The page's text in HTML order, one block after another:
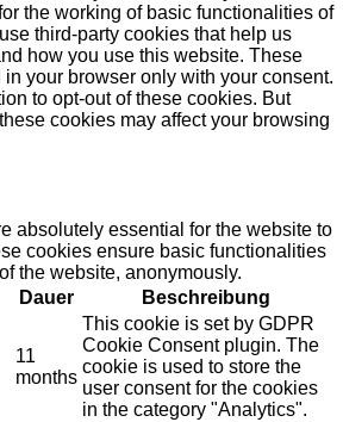
the working of basic functionalities of
third-party cookies that help us
how you use this website. These
your browser only with your consent.
to opt-out of these cookies. But
cookies may affect your browsing
absolutely essential for the website to
cookies ensure basic functionalities
the website, anonymously.
Dauer Beschreibung
11
months
This cookie is set by GDPR
Cookie Consent plugin. The
cookie is used to store the
user consent for the cookies
in the category "Analytics".